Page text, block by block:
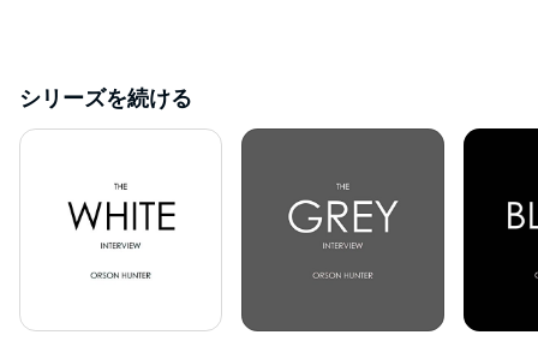
シリーズを続ける